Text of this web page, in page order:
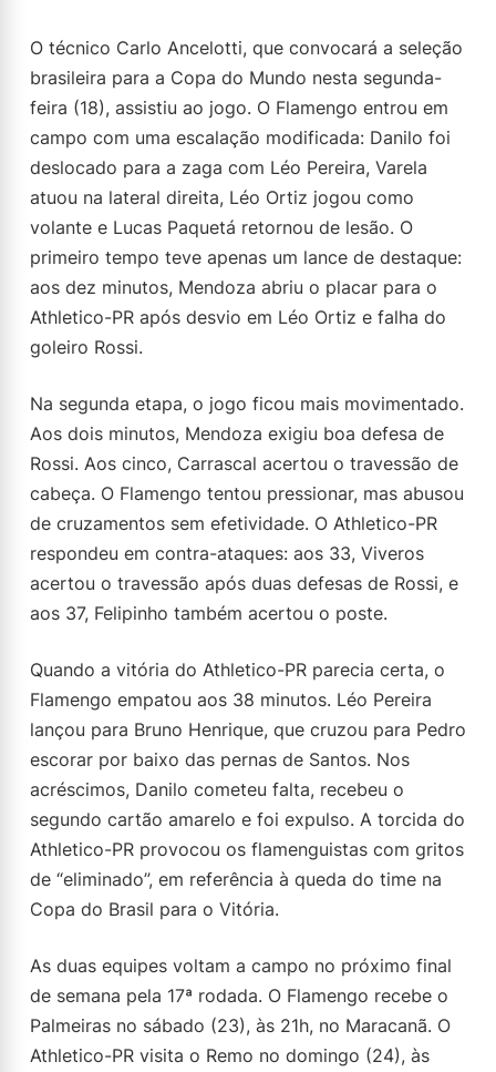
O técnico Carlo Ancelotti, que convocará a seleção
brasileira para a Copa do Mundo nesta segunda-
feira (18), assistiu ao jogo. O Flamengo entrou em
campo com uma escalação modificada: Danilo foi
deslocado para a zaga com Léo Pereira, Varela
atuou na lateral direita, Léo Ortiz jogou como
volante e Lucas Paquetá retornou de lesão. O
primeiro tempo teve apenas um lance de destaque:
aos dez minutos, Mendoza abriu o placar para o
Athletico-PR após desvio em Léo Ortiz e falha do
goleiro Rossi.
Na segunda etapa, o jogo ficou mais movimentado.
Aos dois minutos, Mendoza exigiu boa defesa de
Rossi. Aos cinco, Carrascal acertou o travessão de
cabeça. O Flamengo tentou pressionar, mas abusou
de cruzamentos sem efetividade. O Athletico-PR
respondeu em contra-ataques: aos 33, Viveros
acertou o travessão após duas defesas de Rossi, e
aos 37, Felipinho também acertou o poste.
Quando a vitória do Athletico-PR parecia certa, o
Flamengo empatou aos 38 minutos. Léo Pereira
lançou para Bruno Henrique, que cruzou para Pedro
escorar por baixo das pernas de Santos. Nos
acréscimos, Danilo cometeu falta, recebeu o
segundo cartão amarelo e foi expulso. A torcida do
Athletico-PR provocou os flamenguistas com gritos
de “eliminado”, em referência à queda do time na
Copa do Brasil para o Vitória.
As duas equipes voltam a campo no próximo final
de semana pela 17ª rodada. O Flamengo recebe o
Palmeiras no sábado (23), às 21h, no Maracanã. O
Athletico-PR visita o Remo no domingo (24), às